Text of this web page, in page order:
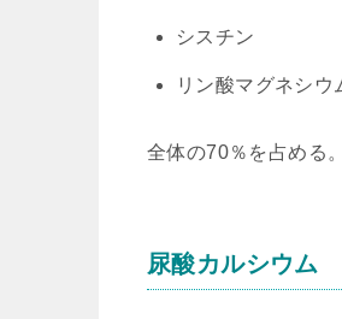
シスチン
リン酸マグネシウ
全体の70％を占める
尿酸カルシウム